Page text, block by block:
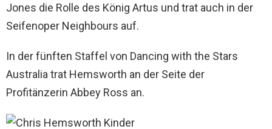
Jones die Rolle des König Artus und trat auch in der
Seifenoper Neighbours auf.
In der fünften Staffel von Dancing with the Stars
Australia trat Hemsworth an der Seite der
Profitänzerin Abbey Ross an.